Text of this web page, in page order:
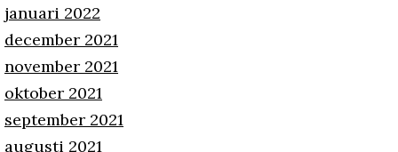
januari 2022
december 2021
november 2021
oktober 2021
september 2021
augusti 2021